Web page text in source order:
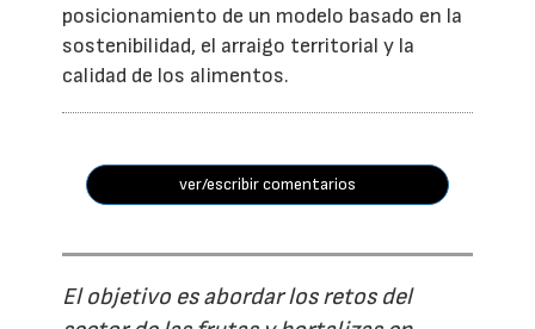
posicionamiento de un modelo basado en la
sostenibilidad, el arraigo territorial y la
calidad de los alimentos.
ver/escribir comentarios
El objetivo es abordar los retos del